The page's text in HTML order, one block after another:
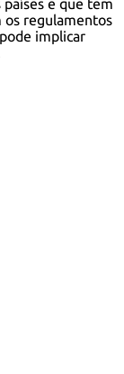
e que tem
os regulamentos
implicar